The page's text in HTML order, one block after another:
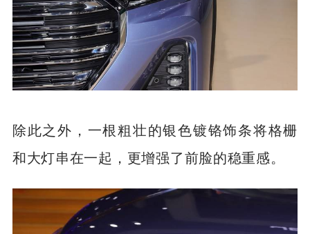
除此之外，一根粗壮的银色镀铬饰条将格栅
和大灯串在一起，更增强了前脸的稳重感。